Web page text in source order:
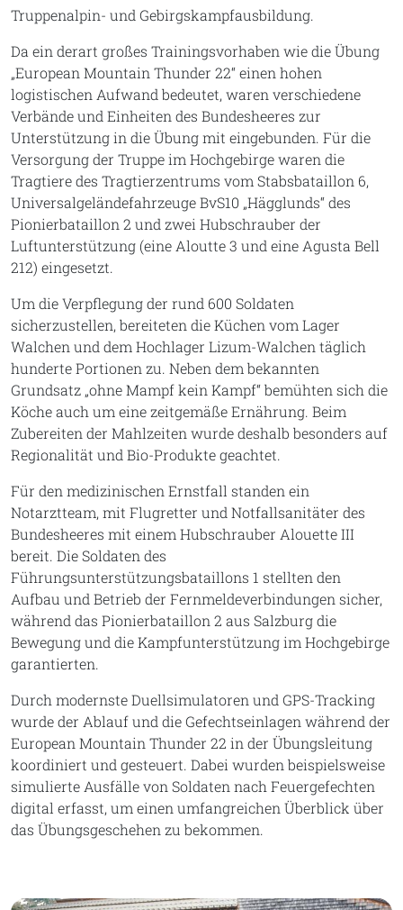
Truppenalpin- und Gebirgskampfausbildung.
Da ein derart großes Trainingsvorhaben wie die Übung
„European Mountain Thunder 22“ einen hohen
logistischen Aufwand bedeutet, waren verschiedene
Verbände und Einheiten des Bundesheeres zur
Unterstützung in die Übung mit eingebunden. Für die
Versorgung der Truppe im Hochgebirge waren die
Tragtiere des Tragtierzentrums vom Stabsbataillon 6,
Universalgeländefahrzeuge BvS10 „Hägglunds“ des
Pionierbataillon 2 und zwei Hubschrauber der
Luftunterstützung (eine Aloutte 3 und eine Agusta Bell
212) eingesetzt.
Um die Verpflegung der rund 600 Soldaten
sicherzustellen, bereiteten die Küchen vom Lager
Walchen und dem Hochlager Lizum-Walchen täglich
hunderte Portionen zu. Neben dem bekannten
Grundsatz „ohne Mampf kein Kampf“ bemühten sich die
Köche auch um eine zeitgemäße Ernährung. Beim
Zubereiten der Mahlzeiten wurde deshalb besonders auf
Regionalität und Bio-Produkte geachtet.
Für den medizinischen Ernstfall standen ein
Notarztteam, mit Flugretter und Notfallsanitäter des
Bundesheeres mit einem Hubschrauber Alouette III
bereit. Die Soldaten des
Führungsunterstützungsbataillons 1 stellten den
Aufbau und Betrieb der Fernmeldeverbindungen sicher,
während das Pionierbataillon 2 aus Salzburg die
Bewegung und die Kampfunterstützung im Hochgebirge
garantierten.
Durch modernste Duellsimulatoren und GPS-Tracking
wurde der Ablauf und die Gefechtseinlagen während der
European Mountain Thunder 22 in der Übungsleitung
koordiniert und gesteuert. Dabei wurden beispielsweise
simulierte Ausfälle von Soldaten nach Feuergefechten
digital erfasst, um einen umfangreichen Überblick über
das Übungsgeschehen zu bekommen.